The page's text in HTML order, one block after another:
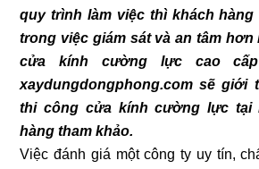
quy trình làm việc thì khách
trong việc giám sát và an tâm
cửa kính cường lực cao
xaydungdongphong.com sẽ giới
thi công cửa kính cường lực tại
hàng tham khảo.
Việc đánh giá một công ty uy tín,